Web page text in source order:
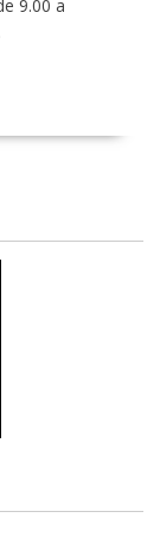
9.00 a